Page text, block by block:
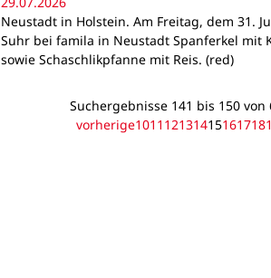
Neustadt in Holstein. Am Freitag, dem 31.
Suhr bei famila in Neustadt Spanferkel mit
sowie Schaschlikpfanne mit Reis. (red)
Suchergebnisse 141 bis 150 von
vorherige1011 12131415161718